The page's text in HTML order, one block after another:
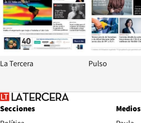
La Tercera Pulso
Secciones
Medios